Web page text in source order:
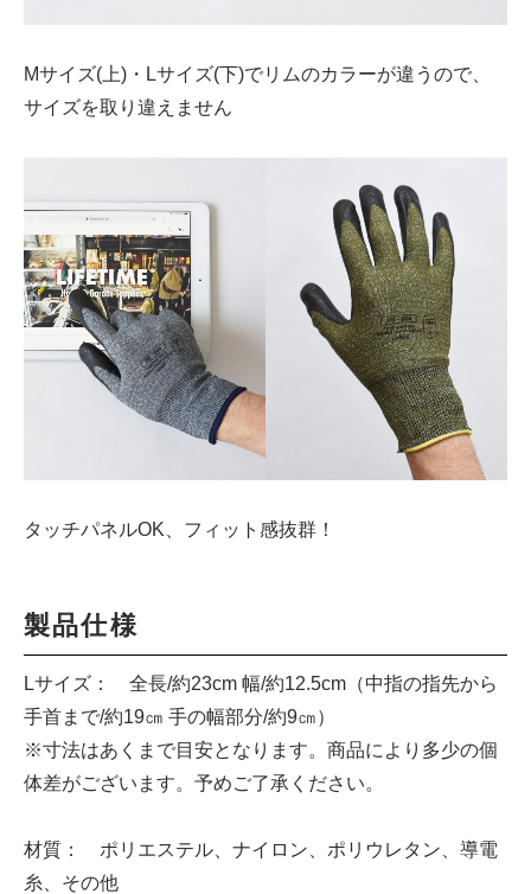
Mサイズ(上)・Lサイズ(下)でリムのカラーが違うので、
サイズを取り違えません
タッチパネルOK、フィット感抜群！
製品仕様
Lサイズ： 全長/約23cm 幅/約12.5cm（中指の指先から
手首まで/約19㎝ 手の幅部分/約9㎝）
※寸法はあくまで目安となります。商品により多少の個
体差がございます。予めご了承ください。
材質： ポリエステル、ナイロン、ポリウレタン、導電
糸、その他